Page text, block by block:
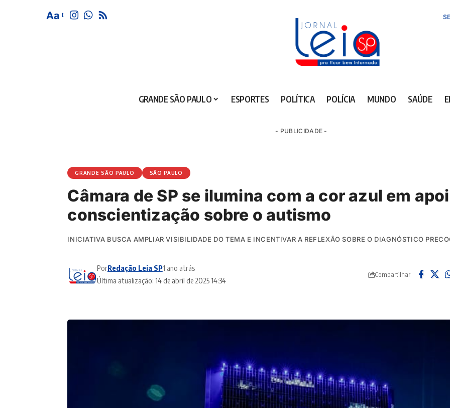
Aa
GRANDE SÃO PAULO ESPORTES POLÍTICA POLÍCIA MUNDO SAÚDE
- PUBLICIDADE -
GRANDE SÃO PAULO SÃO PAULO
Câmara de SP se ilumina com a cor azul em
conscientização sobre o autismo
INICIATIVA BUSCA AMPLIAR VISIBILIDADE DO TEMA E INCENTIVAR A REFLEXÃO SOBRE O DIAGNÓSTICO
Última atualização: 14 de abril de 2025 14:34
PorRedação Leia SP1 ano atrás
Compartilhar